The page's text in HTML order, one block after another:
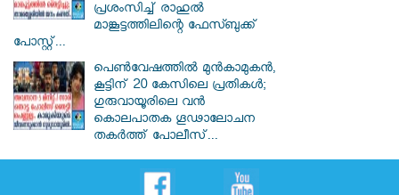
പ്രശംസിച്ച് രാഹുൽ
മാങ്കൂട്ടത്തിലിന്റെ ഫേസ്ബുക്ക്
പോസ്റ്റ്...
പെൺവേഷത്തിൽ മുൻകാമുകൻ,
കൂട്ടിന് 20 കേസിലെ പ്രതികൾ;
ഗുരുവായൂരിലെ വൻ
കൊലപാതക ഗൂഢാലോചന
തകർത്ത് പോലീസ്...